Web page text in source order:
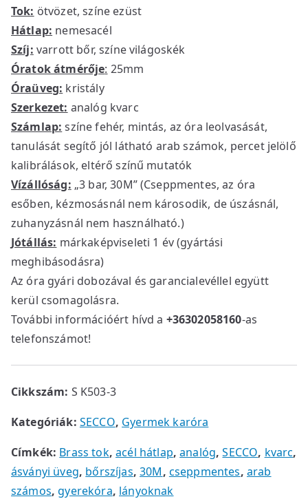
Tok: ötvözet, színe ezüst
Hátlap: nemesacél
Szíj: varrott bőr, színe világoskék
Óratok átmérője: 25mm
Óraüveg: kristály
Szerkezet: analóg kvarc
Számlap: színe fehér, mintás, az óra leolvasását,
tanulását segítő jól látható arab számok, percet jelölő
kalibrálások, eltérő színű mutatók
Vízállóság: „3 bar, 30M” (Cseppmentes, az óra
esőben, kézmosásnál nem károsodik, de úszásnál,
zuhanyzásnál nem használható.)
Jótállás: márkaképviseleti 1 év (gyártási
meghibásodásra)
Az óra gyári dobozával és garancialevéllel együtt
kerül csomagolásra.
További információért hívd a +36302058160-as
telefonszámot!
Cikkszám: S K503-3
Kategóriák: SECCO, Gyermek karóra
Címkék: Brass tok,acél hátlap,analóg,SECCO, kvarc,
ásványi üveg, bőrszíjas,30M, cseppmentes, arab
számos,gyerekóra, lányoknak